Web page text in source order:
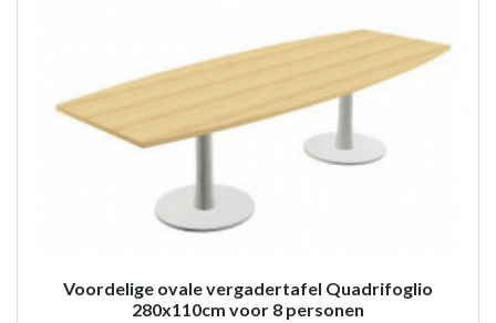
Voordelige ovale vergadertafel Quadrifoglio
280x110cm voor 8 personen